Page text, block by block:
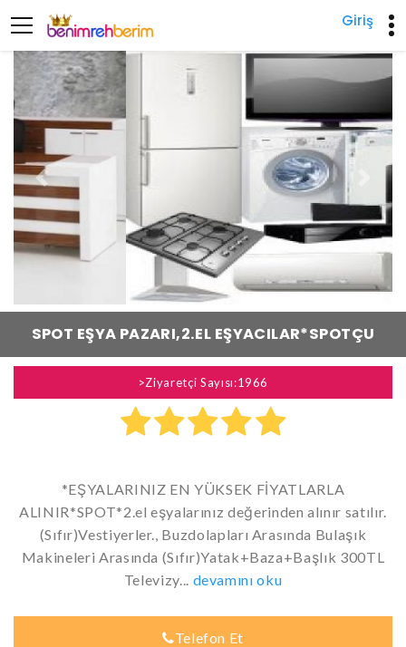
Giriş
Previous
SPOT EŞYA PAZARI,2.EL EŞYACILAR*SPOTÇU
>Ziyaretçi Sayısı:1966
*EŞYALARINIZ EN YÜKSEK FİYATLARLA
ALINIR*SPOT*2.el eşyalarınız değerinden alınır satılır.
(Sıfır)Vestiyerler., Buzdolapları Arasında Bulaşık
Makineleri Arasında (Sıfır)Yatak+Baza+Başlık 300TL
Televizy... devamını oku
Telefon Et